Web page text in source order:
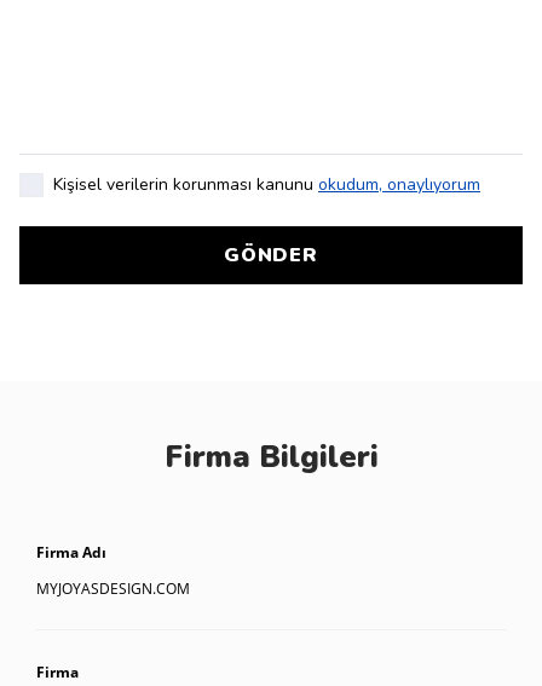
Kişisel verilerin korunması kanunu okudum, onaylıyorum
GÖNDER
Firma Bilgileri
Firma Adı
MYJOYASDESIGN.COM
Firma